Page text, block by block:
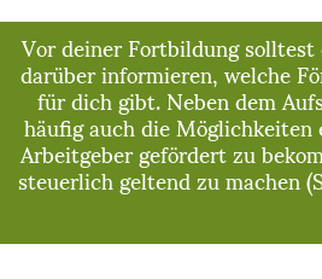
Vor deiner Fortbildung
darüber informieren, welche
für dich gibt. Neben dem
häufig auch die
Arbeitgeber gefördert zu
steuerlich geltend zu machen